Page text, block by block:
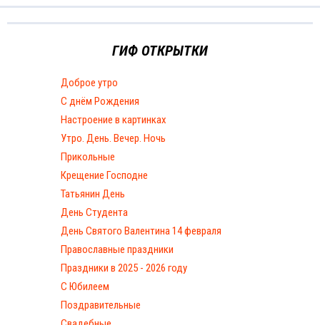
ГИФ ОТКРЫТКИ
Доброе утро
С днём Рождения
Настроение в картинках
Утро. День. Вечер. Ночь
Прикольные
Крещение Господне
Татьянин День
День Студента
День Святого Валентина 14 февраля
Православные праздники
Праздники в 2025 - 2026 году
С Юбилеем
Поздравительные